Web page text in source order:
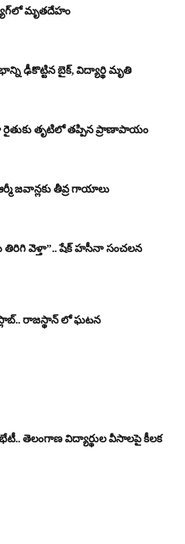
మృతదేహం
ఢీకొట్టిన బైక్, విద్యార్థి మృతి
తృటిలో తప్పిన ప్రాణాపాయం
జవాన్లకు తీవ్ర గాయాలు
తిరిగి వెళ్తా”.. షేక్ హసీనా సంచలన
రాజస్థాన్ లో ఘటన
తెలంగాణ విద్యార్థుల వీసాలపై కీలక